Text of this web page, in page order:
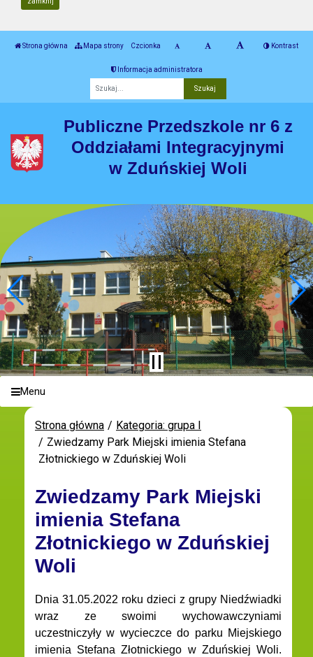
Strona główna Mapa strony Czcionka Kontrast
Informacja administratora
Publiczne Przedszkole nr 6 z
Oddziałami Integracyjnymi
w Zduńskiej Woli
Menu
Strona główna
Kategoria: grupa I
Zwiedzamy Park Miejski imienia Stefana
Złotnickiego w Zduńskiej Woli
Zwiedzamy Park Miejski
imienia Stefana
Złotnickiego w Zduńskiej
Woli
Dnia 31.05.2022 roku dzieci z grupy Niedźwiadki
wraz ze swoimi wychowawczyniami
uczestniczyły w wycieczce do parku Miejskiego
imienia Stefana Złotnickiego w Zduńskiej Woli.